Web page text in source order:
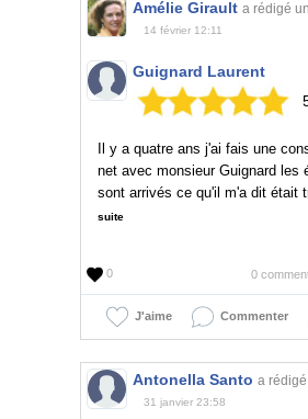
Amélie Girault a rédigé
14 février 12:11
Guignard Laurent
Il y a quatre ans j'ai fais une
net avec monsieur Guignard les
sont arrivés ce qu'il m'a dit était
suite
0 0
J'aime Commenter
Antonella Santo a
31 janvier 23:58